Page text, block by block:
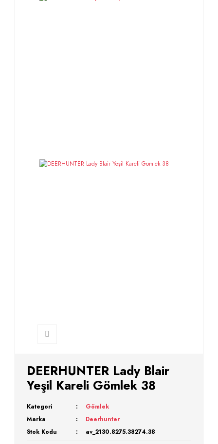
DEERHUNTER Lady Blair
Yeşil Kareli Gömlek 38
Kategori
Gömlek
Marka
Deerhunter
Stok Kodu
av_2130.8275.38274.38